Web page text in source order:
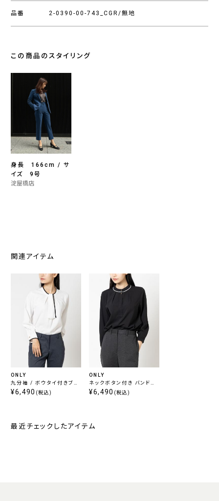
品番 2-0390-00-743_CGR/無地
この商品のスタイリング
身長 166cm / サ
イズ 9号
淀屋橋店
関連アイテム
ONLY
九分袖 / ボウタイ付きブラ
ウス ホワイト
¥6,490 (税込)
ONLY
ネックボタン付き バンドカ
ラーブラウス ブラック
¥6,490 (税込)
最近チェックしたアイテム